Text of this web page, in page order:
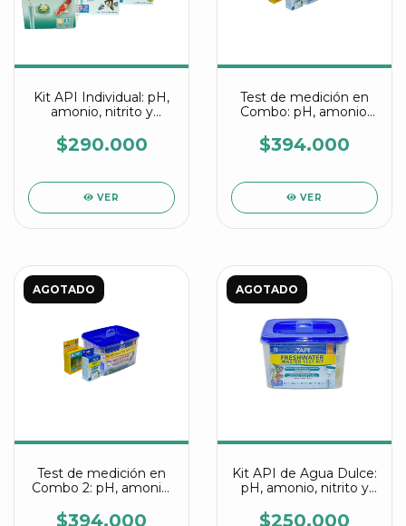
Kit API Individual: pH,
amonio, nitrito y
$290.000
VER
Test de medición en
Combo: pH, amonio,
alcalinidad y oxígeno
disuelto
$394.000
VER
AGOTADO
Test de medición en
Combo 2: pH, amonio,
dureza, alcalinidad y
$394.000
AGOTADO
Kit API de Agua Dulce:
pH, amonio, nitrito y
$250.000